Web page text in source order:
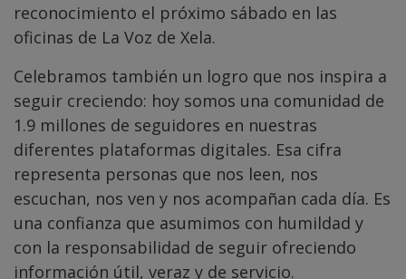
reconocimiento el próximo sábado en las
oficinas de La Voz de Xela.
Celebramos también un logro que nos inspira a
seguir creciendo: hoy somos una comunidad de
1.9 millones de seguidores en nuestras
diferentes plataformas digitales. Esa cifra
representa personas que nos leen, nos
escuchan, nos ven y nos acompañan cada día. Es
una confianza que asumimos con humildad y
con la responsabilidad de seguir ofreciendo
información útil, veraz y de servicio.